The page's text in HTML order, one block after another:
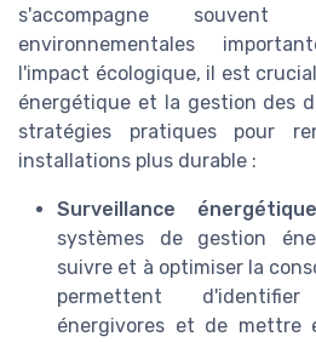
s'accompagne souvent
environnementales
l'impact écologique, il est
énergétique et la gestion des
stratégies pratiques pour
installations plus durable :
Surveillance
systèmes de gestion
suivre et à optimiser la
permettent
énergivores et de mettre